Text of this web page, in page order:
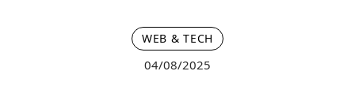
WEB & TECH
04/08/2025